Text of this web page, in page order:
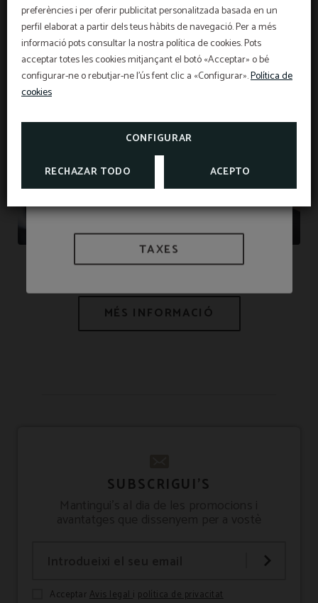
preferències i per oferir publicitat personalitzada basada en un
perfil elaborat a partir dels teus hàbits de navegació. Per a més
informació pots consultar la nostra política de cookies. Pots
acceptar totes les cookies mitjançant el botó «Acceptar» o bé
configurar-ne o rebutjar-ne l'ús fent clic a «Configurar».Política de
cookies
CONFIGURAR
RECHAZAR TODO ACEPTO
Assegurança de cancel · lació
SUBSCRIGUI'S
AcceptarAvis legali política de privacitat
OFERTA EXCLUSIVA
Preu millor garantit, descompte per reserva
anticipada, esmorzar gratuït i assegurança de
cancel·lació gratuïta inclosa!
L'Hotel Sant Pau us ofereix un segur de
cancel·lació exclusiu per a reserves fetes a la web
CANCEL·LACIÓ
INFORMACIÓ
TAXES I EXEMPCIONS
TAXES